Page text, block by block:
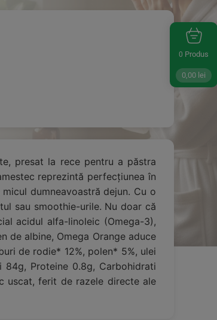
presat la rece pentru a păstra
reprezintă perfecțiunea în
dumneavoastră dejun. Cu o
sau smoothie-urile. Nu doar că
acidul alfa-linoleic (Omega-3),
de albine, Omega Orange aduce
de rodie* 12%, polen* 5%, ulei
84g, Proteine 0.8g, Carbohidrati
uscat, ferit de razele directe ale
0 Produs
0,00 lei